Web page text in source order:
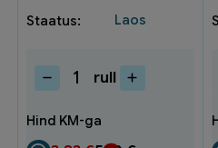
Laos
Ohulint
val-
rull